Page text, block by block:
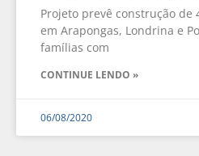
Projeto prevê construção de
em Arapongas, Londrina e
famílias com
CONTINUE LENDO »
06/08/2020